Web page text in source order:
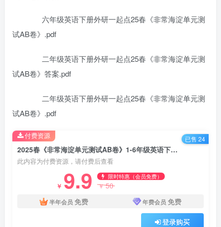
六年级英语下册外研一起点25春《非常海淀单元测
试AB卷》.pdf
二年级英语下册外研一起点25春《非常海淀单元测
试AB卷》答案.pdf
二年级英语下册外研一起点25春《非常海淀单元测
试AB卷》.pdf
2025春《非常海淀单元测试AB卷》1-6年级英语下册外研一起点百度网盘下载
此内容为付费资源，请付费后查看
￥ 9.9 限时特惠（会员免费）
￥50
半年会员 免费 年费会员 免费
登录购买
付费资源 已售 24